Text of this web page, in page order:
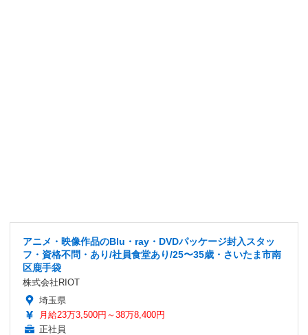
アニメ・映像作品のBlu・ray・DVDパッケージ封入スタッ
フ・資格不問・あり/社員食堂あり/25〜35歳・さいたま市南
区鹿手袋
株式会社RIOT
埼玉県
月給23万3,500円～38万8,400円
正社員